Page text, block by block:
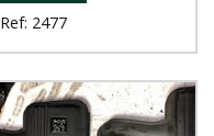
Ref: 2477